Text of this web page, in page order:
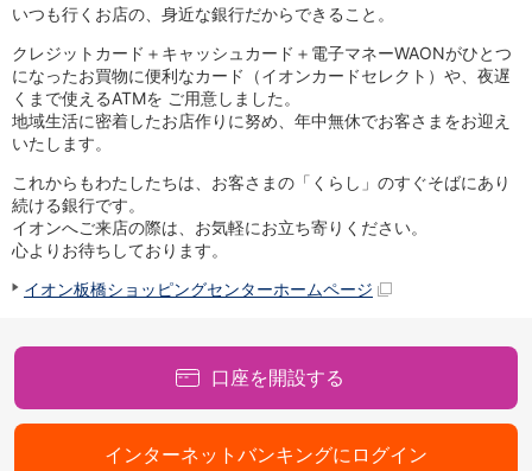
サービス
相続・税務のご相談
電子マネーWAON
セキュリティ
インボイス
その他サービス
手数料
金利
キャンペーン
店舗・ATM
店舗
北海道
岩手県
宮城県
いつも行くお店の、身近な銀行だからできること。
クレジットカード＋キャッシュカード＋電子マネーWAONがひとつ
になったお買物に便利なカード（イオンカードセレクト）や、夜遅
くまで使えるATMを ご用意しました。
地域生活に密着したお店作りに努め、年中無休でお客さまをお迎え
いたします。
これからもわたしたちは、お客さまの「くらし」のすぐそばにあり
続ける銀行です。
イオンへご来店の際は、お気軽にお立ち寄りください。
心よりお待ちしております。
イオン板橋ショッピングセンターホームページ
口座を開設する
インターネットバンキングにログイン